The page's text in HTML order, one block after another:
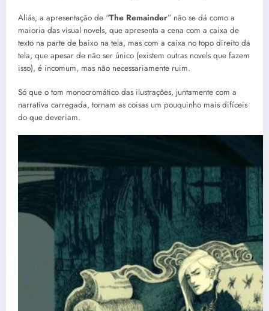
Aliás, a apresentação de “The Remainder” não se dá como a
maioria das visual novels, que apresenta a cena com a caixa de
texto na parte de baixo na tela, mas com a caixa no topo direito da
tela, que apesar de não ser único (existem outras novels que fazem
isso), é incomum, mas não necessariamente ruim.
Só que o tom monocromático das ilustrações, juntamente com a
narrativa carregada, tornam as coisas um pouquinho mais difíceis
do que deveriam.